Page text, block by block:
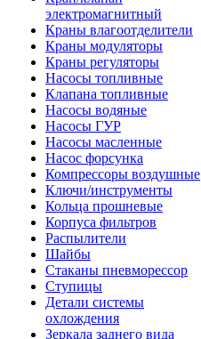
электромагнитный
Краны влагоотделители
Краны модуляторы
Краны регуляторы
Насосы топливные
Клапана топливные
Насосы водяные
Насосы ГУР
Насосы масленные
Насос форсунка
Компрессоры воздушные
Ключи/инструменты
Кольца прошневые
Корпуса фильтров
Распылители
Шайбы
Стаканы пневморессор
Ступицы
Детали системы
охлождения
Зеркала заднего вида